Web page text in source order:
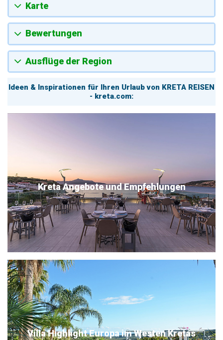
Karte
Bewertungen
Ausflüge der Region
Ideen & Inspirationen für Ihren Urlaub von KRETA REISEN
- kreta.com:
Kreta Angebote und Empfehlungen
Villa Highlight Europa im Westen Kretas